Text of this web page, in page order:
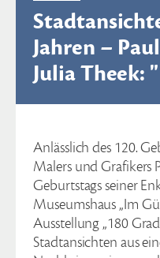
Jahren –
Julia Theek:
Anlässlich des 120.
Malers und Grafikers
Geburtstags seiner
Museumshaus „Im
Ausstellung „180
Stadtansichten aus